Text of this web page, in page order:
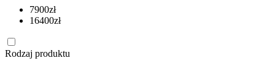
7900zł
16400zł
Rodzaj produktu